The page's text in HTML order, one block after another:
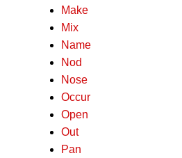
Make
Mix
Name
Nod
Nose
Occur
Open
Out
Pan